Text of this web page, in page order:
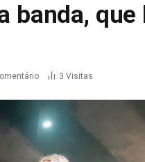
banda,
3 Visitas